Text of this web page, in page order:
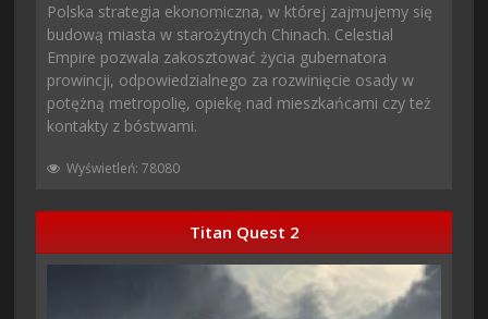
Polska strategia ekonomiczna, w której zajmujemy się
budową miasta w starożytnych Chinach. Celestial
Empire pozwala zakosztować życia gubernatora
prowincji, odpowiedzialnego za rozwinięcie osady w
potężną metropolię, opiekę nad mieszkańcami czy też
kontakty z bóstwami.
Wyświetleń: 78080
Titan Quest 2